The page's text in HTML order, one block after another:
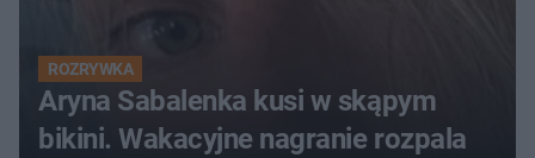
ROZRYWKA
Aryna Sabalenka kusi w skąpym
bikini. Wakacyjne nagranie rozpala